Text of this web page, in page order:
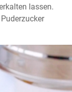
lassen.